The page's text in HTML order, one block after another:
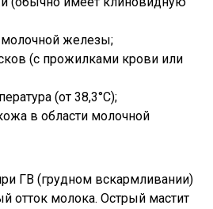
железы;
(с прожилками крови или
(от 38,3°С);
в области молочной
ГВ (грудном вскармливании)
отток молока. Острый мастит